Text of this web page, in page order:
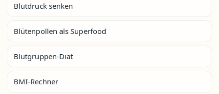
Blutdruck senken
Blütenpollen als Superfood
Blutgruppen-Diät
BMI-Rechner